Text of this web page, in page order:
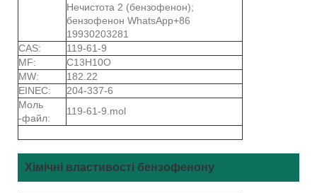
Нечистота 2 (бензофенон);
бензофенон WhatsApp+86
19930203281
CAS:
119-61-9
MF:
C13H10O
MW:
182.22
EINEC:
204-337-6
Моль
-файл:
119-61-9.mol
Хімічні властивості бензофенону